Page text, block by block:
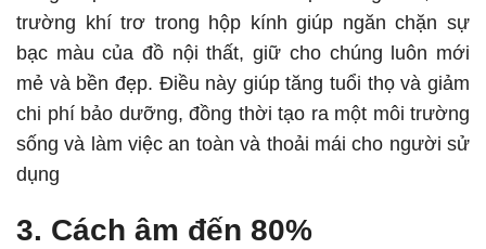
trường khí trơ trong hộp kính giúp ngăn chặn sự
bạc màu của đồ nội thất, giữ cho chúng luôn mới
mẻ và bền đẹp. Điều này giúp tăng tuổi thọ và giảm
chi phí bảo dưỡng, đồng thời tạo ra một môi trường
sống và làm việc an toàn và thoải mái cho người sử
dụng
3. Cách âm đến 80%